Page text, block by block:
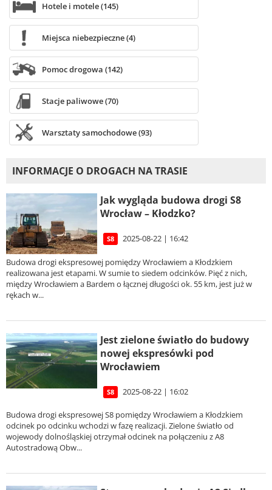
Hotele i motele (145)
Miejsca niebezpieczne (4)
Pomoc drogowa (142)
Stacje paliwowe (70)
Warsztaty samochodowe (93)
INFORMACJE O DROGACH NA TRASIE
Jak wygląda budowa drogi S8
Wrocław – Kłodzko?
S8 2025-08-22 | 16:42
Budowa drogi ekspresowej pomiędzy Wrocławiem a Kłodzkiem
realizowana jest etapami. W sumie to siedem odcinków. Pięć z nich,
między Wrocławiem a Bardem o łącznej długości ok. 55 km, jest już w
rękach w...
Jest zielone światło do budowy
nowej ekspresówki pod
Wrocławiem
S8 2025-08-22 | 16:02
Budowa drogi ekspresowej S8 pomiędzy Wrocławiem a Kłodzkiem
odcinek po odcinku wchodzi w fazę realizacji. Zielone światło od
wojewody dolnośląskiej otrzymał odcinek na połączeniu z A8
Autostradową Obw...